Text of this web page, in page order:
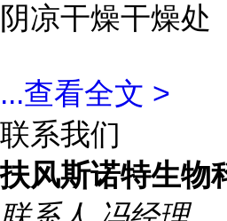
阴凉干燥干燥处
...查看全文 >
联系我们
扶风斯诺特生物